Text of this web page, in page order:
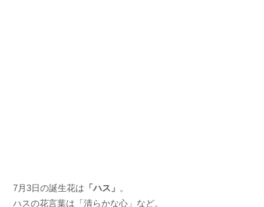
7月3日の誕生花は 「ハス」 。
ハスの花言葉は「清らかな心」など。